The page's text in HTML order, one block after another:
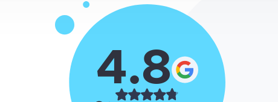
4.8